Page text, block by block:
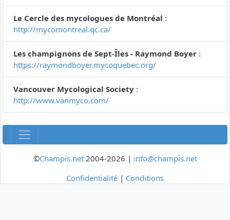
Le Cercle des mycologues de Montréal :
http://mycomontreal.qc.ca/
Les champignons de Sept-Îles - Raymond Boyer :
https://raymondboyer.mycoquebec.org/
Vancouver Mycological Society :
http://www.vanmyco.com/
©Champis.net2004-2026 | info@champis.net
Confidentialité | Conditions